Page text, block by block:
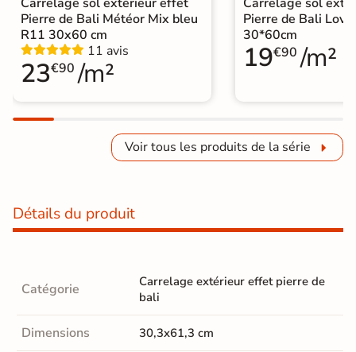
Pierre de Bali Météor Mix bleu
R11 30x60 cm
11 avis
23€90 /m²
Pierre de Bali
30*60cm
19€90 /m²
Voir tous les produits de la série
Détails du produit
Catégorie
Carrelage extérieur effet pierre de
bali
Dimensions 30,3x61,3 cm